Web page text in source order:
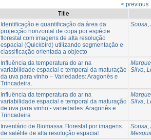
< previous
Title
Identificação e quantificação da área da
projecção horizontal de copa por espécie
florestal com imagens de alta resolução
espacial (Quickbird) utilizando segmentação e
classificação orientada a objecto
Sousa,
Influência da temperatura do ar na
variabilidade espacial e temporal da maturação
da uva para vinho – Variedades: Aragonês e
Trincadeira.
Silva,
Influência da temperatura do ar na
variabilidade espacial e temporal da maturação
de uva para vinho - variedades: Aragonês e
Trincadeira
Silva,
Inventário de Biomassa Florestal por imagens
de satélite de alta resolução espacial
Sousa,